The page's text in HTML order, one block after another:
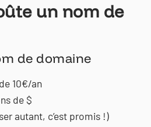
un nom de
de domaine
10€/an
de $
autant, c’est promis !)